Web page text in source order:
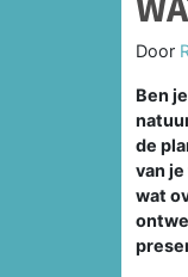
Door
Ben
de
van
wat